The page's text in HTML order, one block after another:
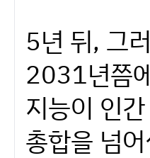
5년 뒤, 그
2031년쯤
지능이 인
총합을 넘